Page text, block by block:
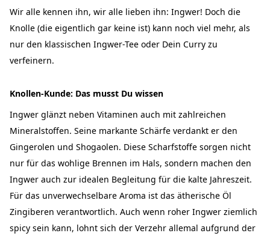
Wir alle kennen ihn, wir alle lieben ihn: Ingwer! Doch die
Knolle (die eigentlich gar keine ist) kann noch viel mehr, als
nur den klassischen Ingwer-Tee oder Dein Curry zu
verfeinern.
Knollen-Kunde: Das musst Du wissen
Ingwer glänzt neben Vitaminen auch mit zahlreichen
Mineralstoffen. Seine markante Schärfe verdankt er den
Gingerolen und Shogaolen. Diese Scharfstoffe sorgen nicht
nur für das wohlige Brennen im Hals, sondern machen den
Ingwer auch zur idealen Begleitung für die kalte Jahreszeit.
Für das unverwechselbare Aroma ist das ätherische Öl
Zingiberen verantwortlich. Auch wenn roher Ingwer ziemlich
spicy sein kann, lohnt sich der Verzehr allemal aufgrund der